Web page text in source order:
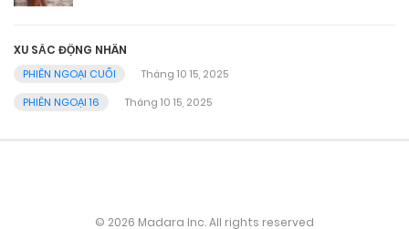
XU SẮC ĐỘNG NHÂN
PHIÊN NGOẠI CUỐI
Tháng 10 15, 2025
PHIÊN NGOẠI 16
Tháng 10 15, 2025
© 2026 Madara Inc. All rights reserved